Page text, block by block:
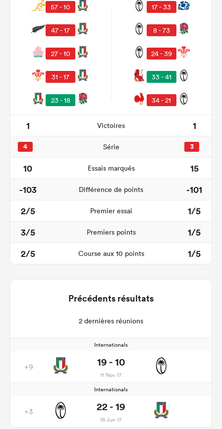
57 - 10
47 - 17
27 - 10
31 - 17
23 - 18
17 - 33
8 - 73
24 - 39
33 - 41
34 - 21
1 Victoires 1
4 Série 3
10 Essais marqués
15
-103
Différence de points
-101
2/5
Premier essai
1/5
3/5
Premiers points
1/5
2/5
Course aux 10 points 1/5
Précédents résultats
2 dernières réunions
Internationals
+9 19 - 10
11 Nov 17
Internationals
+3 22 - 19
16 Jun 17